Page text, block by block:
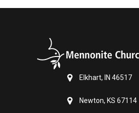
Elkhart, IN 46517
Newton, KS 67114